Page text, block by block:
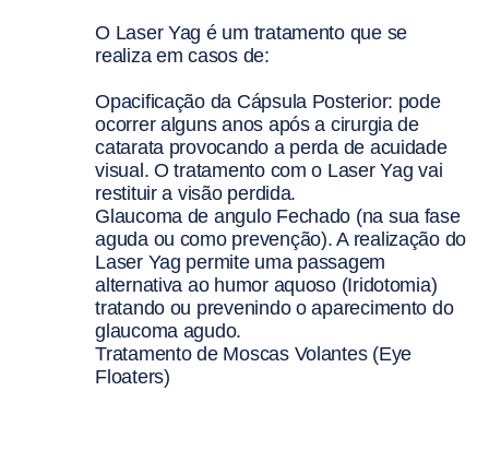
O Laser Yag é um tratamento que se
realiza em casos de:
Opacificação da Cápsula Posterior: pode
ocorrer alguns anos após a cirurgia de
catarata provocando a perda de acuidade
visual. O tratamento com o Laser Yag vai
restituir a visão perdida.
Glaucoma de angulo Fechado (na sua fase
aguda ou como prevenção). A realização do
Laser Yag permite uma passagem
alternativa ao humor aquoso (Iridotomia)
tratando ou prevenindo o aparecimento do
glaucoma agudo.
Tratamento de Moscas Volantes (Eye
Floaters)